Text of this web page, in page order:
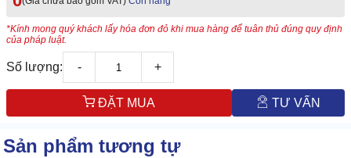
*Kính mong quý khách lấy hóa đơn đỏ khi mua hàng để tuân thủ đúng quy định
của pháp luật.
Số lượng: - +
ĐẶT MUA TƯ VẤN
Sản phẩm tương tự